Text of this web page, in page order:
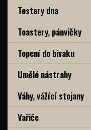
Testery dna
Toastery, pánvičky
Topení do bivaku
Umělé nástrahy
Váhy, vážící stojany
Vařiče